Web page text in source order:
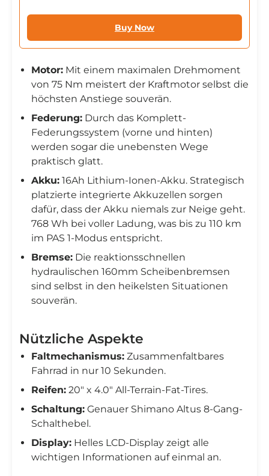
Buy Now
Motor: Mit einem maximalen Drehmoment
von 75 Nm meistert der Kraftmotor selbst die
höchsten Anstiege souverän.
Federung: Durch das Komplett-
Federungssystem (vorne und hinten)
werden sogar die unebensten Wege
praktisch glatt.
Akku: 16Ah Lithium-Ionen-Akku. Strategisch
platzierte integrierte Akkuzellen sorgen
dafür, dass der Akku niemals zur Neige geht.
768 Wh bei voller Ladung, was bis zu 110 km
im PAS 1-Modus entspricht.
Bremse: Die reaktionsschnellen
hydraulischen 160mm Scheibenbremsen
sind selbst in den heikelsten Situationen
souverän.
Nützliche Aspekte
Faltmechanismus: Zusammenfaltbares
Fahrrad in nur 10 Sekunden.
Reifen: 20" x 4.0" All-Terrain-Fat-Tires.
Schaltung: Genauer Shimano Altus 8-Gang-
Schalthebel.
Display: Helles LCD-Display zeigt alle
wichtigen Informationen auf einmal an.